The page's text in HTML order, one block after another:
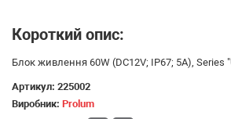
Короткий опис:
Блок живлення 60W (DC12V; IP67; 5А), Series
Артикул: 225002
Виробник: Prolum